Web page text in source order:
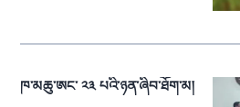
ཁ་མཆུ་ཨང་ ༢༣ པའི་ཉན་ཞིབ་ཐོག་མ།